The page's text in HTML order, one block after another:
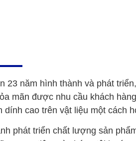
23 năm hình thành và phát
mãn được nhu cầu khách
dính cao trên vật liệu một cách
phát triển chất lượng sản